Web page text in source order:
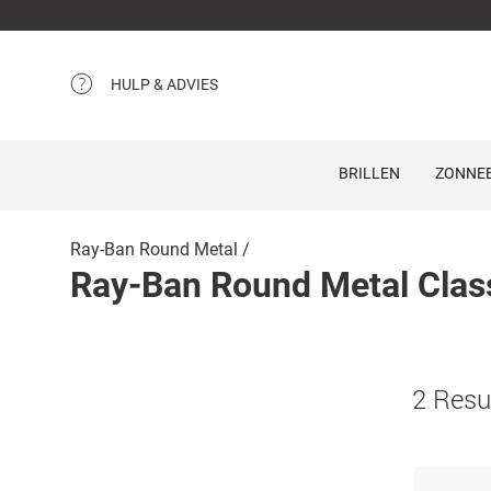
HULP & ADVIES
BRILLEN
Ray-Ban Round Metal
Ray-Ban Round Metal
2